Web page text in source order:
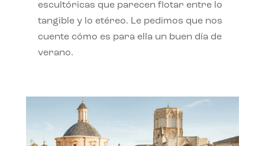
escultóricas que parecen flotar entre lo
tangible y lo etéreo. Le pedimos que nos
cuente cómo es para ella un buen día de
verano.